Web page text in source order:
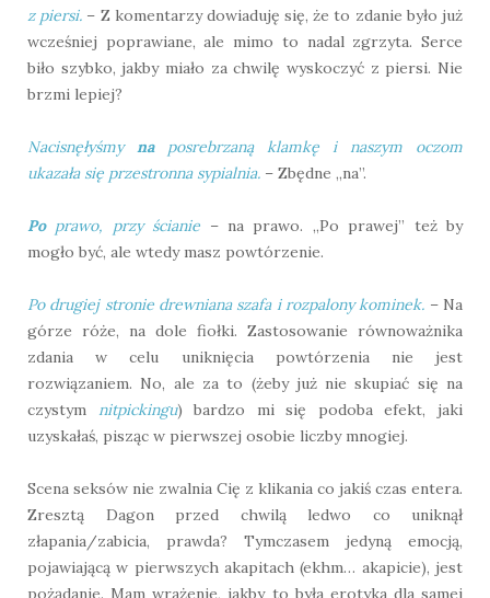
z piersi. – Z komentarzy dowiaduję się, że to zdanie było już
wcześniej poprawiane, ale mimo to nadal zgrzyta. Serce
biło szybko, jakby miało za chwilę wyskoczyć z piersi. Nie
brzmi lepiej?
Nacisnęłyśmy naposrebrzaną klamkę i naszym oczom
ukazała się przestronna sypialnia. – Zbędne „na”.
Poprawo, przy ścianie – na prawo. „Po prawej” też by
mogło być, ale wtedy masz powtórzenie.
Po drugiej stronie drewniana szafa i rozpalony kominek. – Na
górze róże, na dole fiołki. Zastosowanie równoważnika
zdania w celu uniknięcia powtórzenia nie jest
rozwiązaniem. No, ale za to (żeby już nie skupiać się na
czystym nitpickingu) bardzo mi się podoba efekt, jaki
uzyskałaś, pisząc w pierwszej osobie liczby mnogiej.
Scena seksów nie zwalnia Cię z klikania co jakiś czas entera.
Zresztą Dagon przed chwilą ledwo co uniknął
złapania/zabicia, prawda? Tymczasem jedyną emocją,
pojawiającą w pierwszych akapitach (ekhm… akapicie), jest
pożądanie. Mam wrażenie, jakby to była erotyka dla samej